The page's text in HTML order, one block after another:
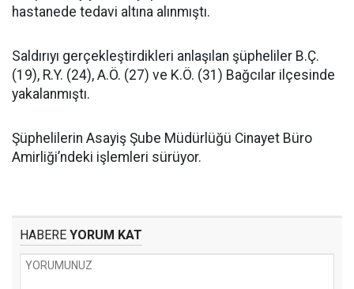
hastanede tedavi altına alınmıştı.
Saldırıyı gerçekleştirdikleri anlaşılan şüpheliler B.Ç.
(19), R.Y. (24), A.Ö. (27) ve K.Ö. (31) Bağcılar ilçesinde
yakalanmıştı.
Şüphelilerin Asayiş Şube Müdürlüğü Cinayet Büro
Amirliği’ndeki işlemleri sürüyor.
HABERE YORUM KAT